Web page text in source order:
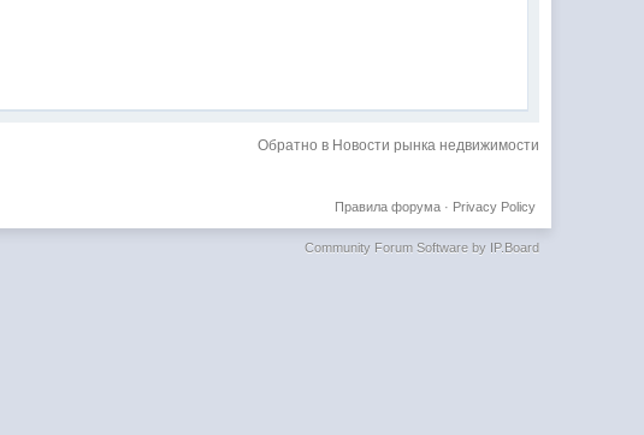
Обратно в Новости рынка недвижимости
Privacy Policy
Правила форума·
Community Forum Software by IP.Board